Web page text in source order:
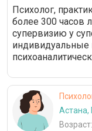
Психолог,
более 300 часов
супервизию у
индивидуальные
Астана,
Возраст: